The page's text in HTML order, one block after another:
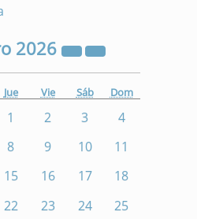
2026
Jue Vie Sáb Dom
1 2 3
4
8 9 10
11
15 16 17
18
22 23 24
25